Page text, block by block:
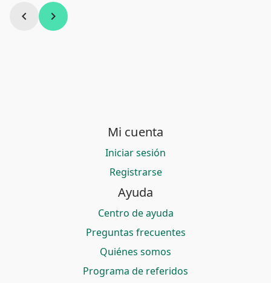
chevron_left chevron_right
Mi cuenta
Iniciar sesión
Registrarse
Ayuda
Centro de ayuda
Preguntas frecuentes
Quiénes somos
Programa de referidos